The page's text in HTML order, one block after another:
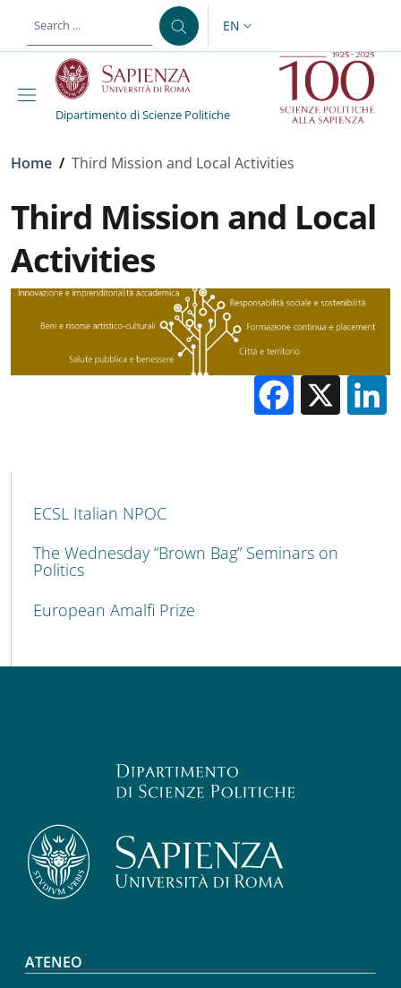
LANGUAGE SWITCHER:
EN
Dipartimento di Scienze Politiche
Breadcrumb
Home / Third Mission and Local Activities
Third Mission and Local
Activities
X
MAIN NAVIGATION
ECSL Italian NPOC
The Wednesday “Brown Bag” Seminars on
Politics
European Amalfi Prize
Footer menu
ATENEO